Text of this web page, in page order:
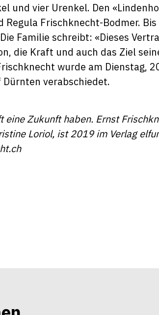
und vier Urenkel. Den
Regula Frischknecht-Bodmer.
Familie schreibt: «Dieses
die Kraft und auch das Ziel
wurde am Dienstag,
verabschiedet.
eine Zukunft haben. Ernst
Loriol, ist 2019 im Verlag